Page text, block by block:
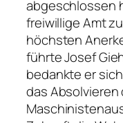
abgeschlossen
freiwillige Amt
höchsten
führte Josef
bedankte er
das Absolvieren